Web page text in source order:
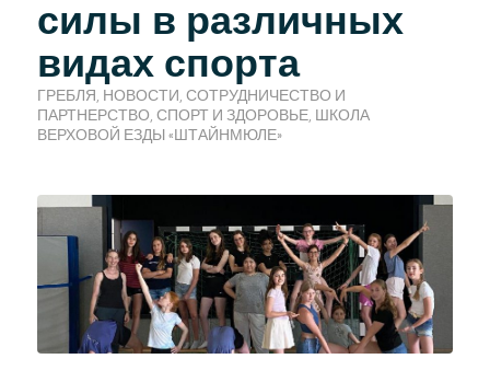
силы в различных
видах спорта
ГРЕБЛЯ , НОВОСТИ , СОТРУДНИЧЕСТВО И
ПАРТНЕРСТВО, СПОРТ И ЗДОРОВЬЕ, ШКОЛА
ВЕРХОВОЙ ЕЗДЫ «ШТАЙНМЮЛЕ»